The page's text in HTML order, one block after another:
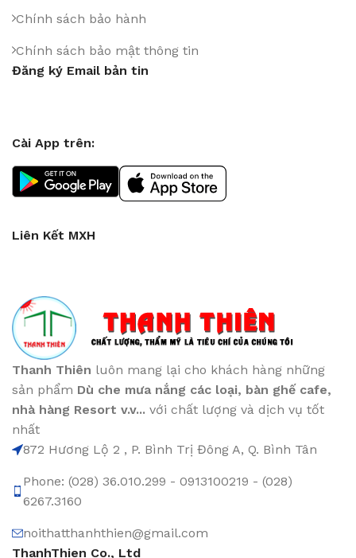
Chính sách bảo hành
Chính sách bảo mật thông tin
Đăng ký Email bản tin
Cài App trên:
Liên Kết MXH
Thanh Thiên luôn mang lại cho khách hàng những
sản phẩm Dù che mưa nắng các loại, bàn ghế cafe,
nhà hàng Resort v.v... với chất lượng và dịch vụ tốt
nhất
872 Hương Lộ 2 , P. Bình Trị Đông A, Q. Bình Tân
Phone: (028) 36.010.299 - 0913100219 - (028)
6267.3160
noithatthanhthien@gmail.com
ThanhThien Co., Ltd